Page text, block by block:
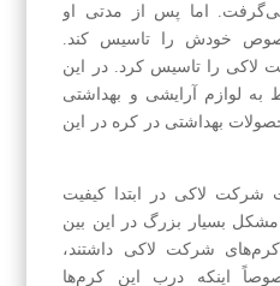
اما پس از مدتی او
خودش را تاسیس کند.
در سال ۱۹۴۷ شرکت لاکی را تاسیس کرد. در این
لوازم آرایشی و بهداشتی
بهداشتی در کره در این
شرکت لاکی در ابتدا کیفیت
مشکل بسیار بزرگ در این بین
شرکت لاکی داشتند،
اینکه درب این کرم‌ها